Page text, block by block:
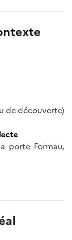
de découverte)
porte Formau,